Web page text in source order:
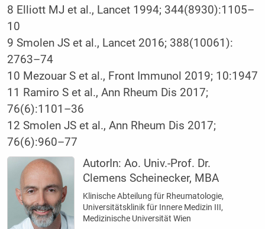
8 Elliott MJ et al., Lancet 1994; 344(8930):1105–
10
9 Smolen JS et al., Lancet 2016; 388(10061):
2763–74
10 Mezouar S et al., Front Immunol 2019; 10:1947
11 Ramiro S et al., Ann Rheum Dis 2017;
76(6):1101–36
12 Smolen JS et al., Ann Rheum Dis 2017;
76(6):960–77
AutorIn:Ao. Univ.-Prof. Dr.
Clemens Scheinecker, MBA
Klinische Abteilung für Rheumatologie,
Universitätsklinik für Innere Medizin III,
Medizinische Universität Wien